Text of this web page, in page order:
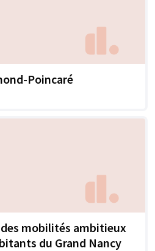
Poincaré
mobilités ambitieux
du Grand Nancy